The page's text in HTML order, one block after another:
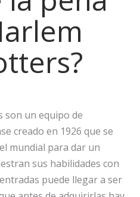
son un equipo de
creado en 1926 que se
mundial para dar un
sus habilidades con
puede llegar a ser